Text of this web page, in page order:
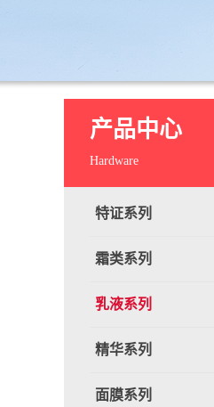
产品中心
Hardware
特证系列
霜类系列
乳液系列
精华系列
面膜系列